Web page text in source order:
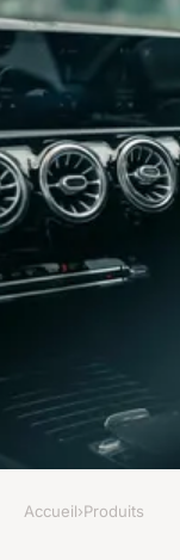
Accueil›Produits